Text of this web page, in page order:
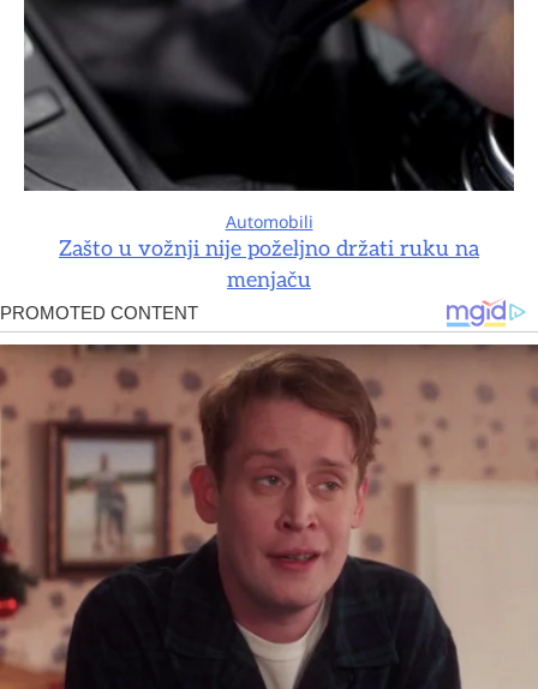
Automobili
Zašto u vožnji nije poželjno držati ruku na
menjaču